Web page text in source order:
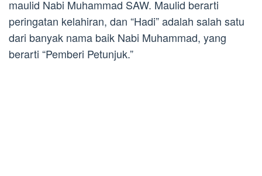
maulid Nabi Muhammad SAW. Maulid berarti
peringatan kelahiran, dan “Hadi” adalah salah satu
dari banyak nama baik Nabi Muhammad, yang
berarti “Pemberi Petunjuk.”